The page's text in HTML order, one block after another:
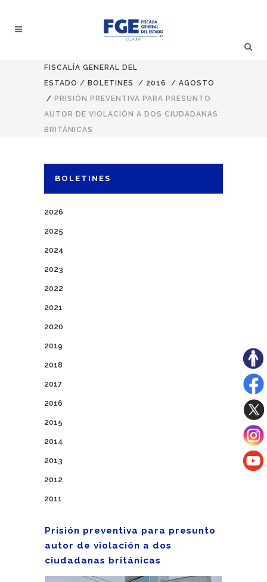
FISCALÍA GENERAL DEL
ESTADO / BOLETINES / 2016 / AGOSTO
/ PRISIÓN PREVENTIVA PARA PRESUNTO
AUTOR DE VIOLACIÓN A DOS CIUDADANAS
BRITÁNICAS
BOLETINES
2026
2025
2024
2023
2022
2021
2020
2019
2018
2017
2016
2015
2014
2013
2012
2011
Prisión preventiva para presunto
autor de violación a dos
ciudadanas británicas